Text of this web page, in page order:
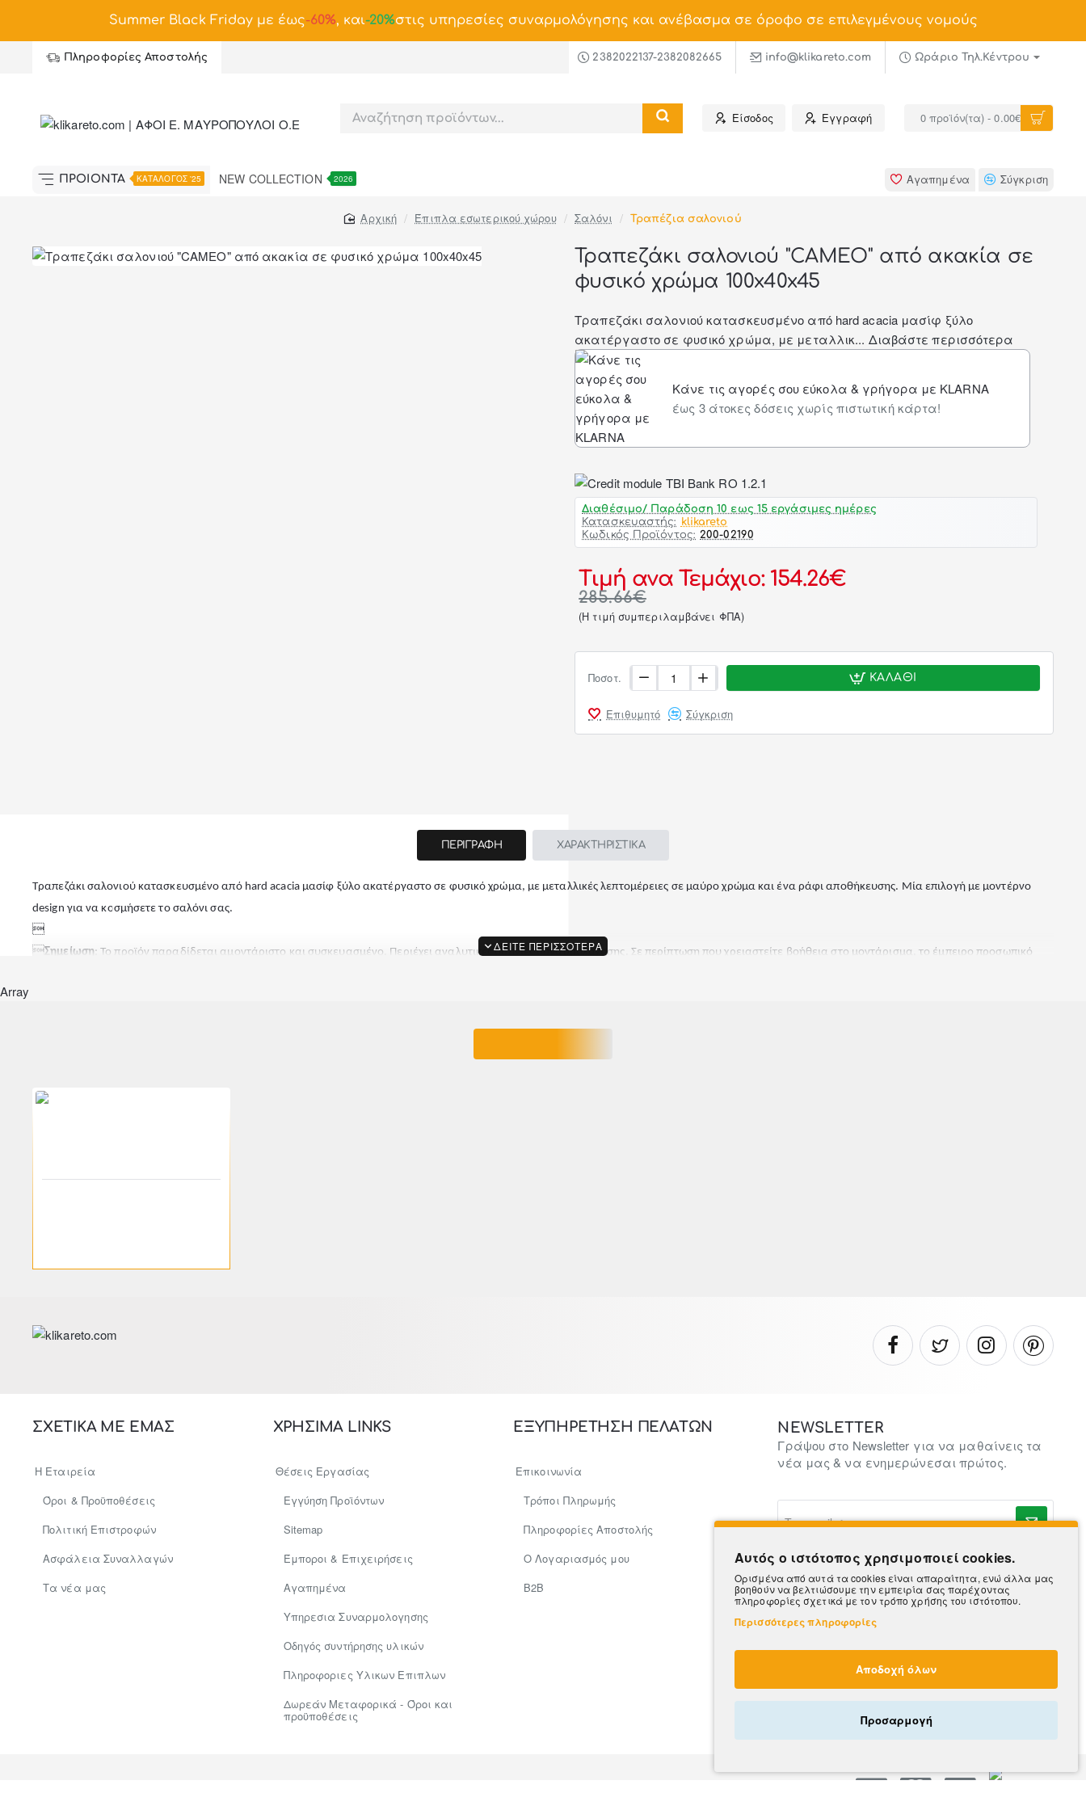
Summer Black Friday με έως-60%, και-20%στις υπηρεσίες συναρμολόγησης και ανέβασμα σε όροφο σε επιλεγμένους νομούς
Πληροφορίες Αποστολής 2382022137-2382082665 info@klikareto.com Ωράριο Τηλ.Κέντρου
Είσοδος Εγγραφή 0 προϊόν(τα) - 0.00€
ΠΡΟΪΟΝΤΑ ΚΑΤΑΛΟΓΟΣ '25 NEW COLLECTION 2026 Αγαπημένα Σύγκριση
home
Έπιπλα εσωτερικού χώρου Σαλόνι Τραπέζια σαλονιού
Τραπεζάκι σαλονιού "CAMEO" από ακακία σε
φυσικό χρώμα 100x40x45
Τραπεζάκι σαλονιού κατασκευσμένο από hard acacia μασίφ ξύλο
ακατέργαστο σε φυσικό χρώμα, με μεταλλικ... Διαβάστε περισσότερα
Κάνε τις αγορές σου εύκολα & γρήγορα με KLARNA
έως 3 άτοκες δόσεις χωρίς πιστωτική κάρτα!
Διαθέσιμο/ Παράδοση 10 εως 15 εργάσιμες ημέρες
Κατασκευαστής: klikareto
Κωδικός Προϊόντος: 200-02190
Τιμή ανα Τεμάχιο: 154.26€
285.66€
(H τιμή συμπεριλαμβάνει ΦΠΑ)
Ποσοτ. ΚΑΛΆΘΙ
Επιθυμητό Σύγκριση
ΠΕΡΙΓΡΑΦΗ ΧΑΡΑΚΤΗΡΙΣΤΙΚΑ
Τραπεζάκι σαλονιού κατασκευσμένο από hard acacia μασίφ ξύλο ακατέργαστο σε φυσικό χρώμα, με μεταλλικές λεπτομέρειες σε μαύρο χρώμα και ένα ράφι αποθήκευσης. Μία επιλογή με μοντέρνο
design για να κοσμήσετε το σαλόνι σας.

Σημείωση: Το προϊόν παραδίδεται αμοντάριστο και συσκευασμένο. Περιέχει αναλυτικές οδηγίες συναρμολόγησης. Σε περίπτωση που χρειαστείτε βοήθεια στο μοντάρισμα, το έμπειρο προσωπικό
Array
ΣΧΕΤΙΚΑ ΜΕ ΕΜΑΣ
Η Εταιρεία
Όροι & Προϋποθέσεις
Πολιτική Επιστροφών
Ασφάλεια Συναλλαγών
Tα νέα μας
ΧΡΗΣΙΜΑ LINKS
Θέσεις Εργασίας
Εγγύηση Προϊόντων
Sitemap
Έμποροι & Επιχειρήσεις
Αγαπημένα
Υπηρεσια Συναρμολογησης
Οδηγός συντήρησης υλικών
Πληροφοριες Υλικων Επιπλων
Δωρεάν Μεταφορικά - Όροι και
προϋποθέσεις
ΕΞΥΠΗΡΕΤΗΣΗ ΠΕΛΑΤΩΝ
Επικοινωνία
Τρόποι Πληρωμής
Πληροφορίες Αποστολής
Ο Λογαριασμός μου
Β2Β
NEWSLETTER
Γράψου στο Newsletter για να μαθαίνεις τα
νέα μας & να ενημερώνεσαι πρώτος.
e-
σας..
Αυτός ο ιστότοπος χρησιμοποιεί cookies.
Ορισμένα από αυτά τα cookies είναι απαραίτητα, ενώ άλλα μας
βοηθούν να βελτιώσουμε την εμπειρία σας παρέχοντας
πληροφορίες σχετικά με τον τρόπο χρήσης του ιστότοπου.
Περισσότερες πληροφορίες
Αποδοχή όλων
Προσαρμογή